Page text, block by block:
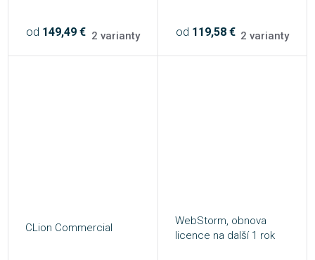
od 149,49 € 2 varianty od 119,58 € 2 varianty
CLion Commercial
WebStorm, obnova
licence na další 1 rok